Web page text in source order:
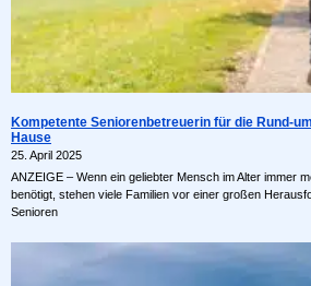
Kompetente Seniorenbetreuerin für die Rund-
Hause
25. April 2025
ANZEIGE – Wenn ein geliebter Mensch im Alter immer
benötigt, stehen viele Familien vor einer großen
Senioren